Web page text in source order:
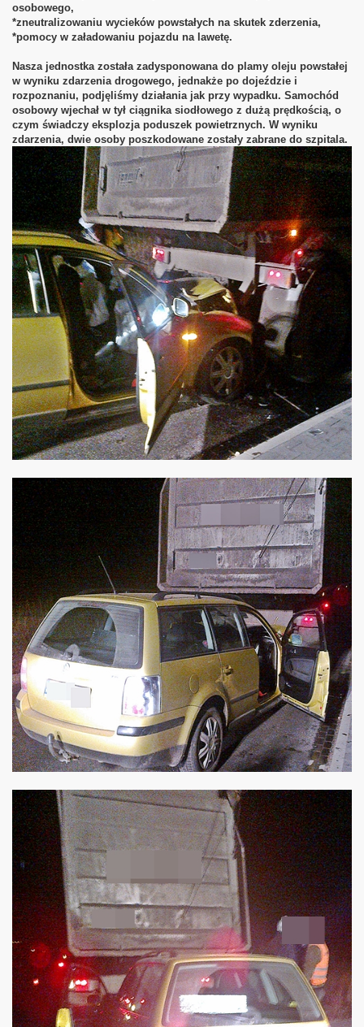
osobowego,
*zneutralizowaniu wycieków powstałych na skutek zderzenia,
*pomocy w załadowaniu pojazdu na lawetę.
Nasza jednostka została zadysponowana do plamy oleju powstałej
w wyniku zdarzenia drogowego, jednakże po dojeździe i
rozpoznaniu, podjęliśmy działania jak przy wypadku. Samochód
osobowy wjechał w tył ciągnika siodłowego z dużą prędkością, o
czym świadczy eksplozja poduszek powietrznych. W wyniku
zdarzenia, dwie osoby poszkodowane zostały zabrane do szpitala.